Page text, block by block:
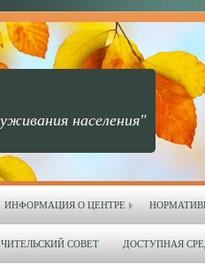
населения"
ИНФОРМАЦИЯ О ЦЕНТРЕ
СОВЕТ ДОСТУПНАЯ